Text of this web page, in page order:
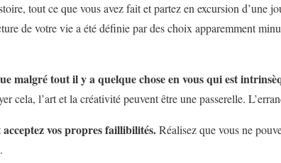
tout ce que vous avez fait et partez en excursion d’une
de votre vie a été définie par des choix apparemment
malgré tout il y a quelque chose en vous qui est
cela, l’art et la créativité peuvent être une passerelle.
vos propres faillibilités.Réalisez que vous ne